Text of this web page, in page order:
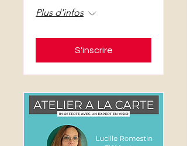
Plus d'infos
S'inscrire